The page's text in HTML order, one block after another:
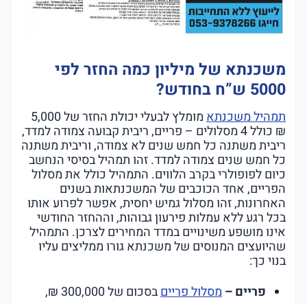
משכנתא של מיליון כמה החזר לפי
5000 ש”ח בחודש?
תמהיל משכנתא מומלץ לבעלי יכולת החזר של 5,000
₪ כולל 4 מסלולים – פריים, ריבית קבועה צמודה למדד,
ריבית משתנה כל חמש שנים לא צמודה, וריבית משתנה
כל חמש שנים צמודה למדד. זהו תמהיל בסיסי הנחשב
כיום לפופולרי בקרב הלווים. התמהיל כולל את מסלול
הפריים, אחד הכוכבים של המשכנתאות בשנים
האחרונות, זהו מסלול גמיש יחסית, אפשר לפרוע אותו
בכל רגע ללא עמלות פירעון גבוהות, וההחזר החודשי
אינו מושפע משינויים במדד המחירים לצרכן. התמהיל
שהיועצים המנוסים של משכנתא גורו ממליצים עליו
בנוי כך:
פריים –מסלול פריים
בסכום של 300,000 ₪,